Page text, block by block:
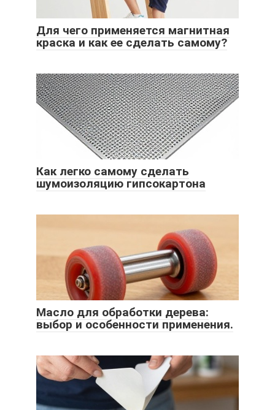
Для чего применяется магнитная
краска и как ее сделать самому?
Как легко самому сделать
шумоизоляцию гипсокартона
Масло для обработки дерева:
выбор и особенности применения.